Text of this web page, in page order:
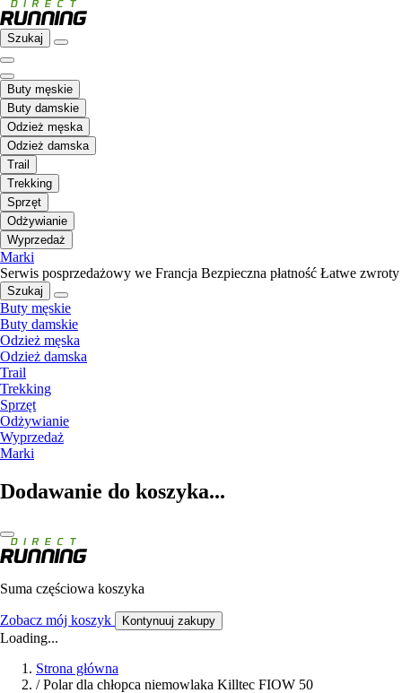
Szukaj
Buty męskie
Buty damskie
Odzież męska
Odzież damska
Trail
Trekking
Sprzęt
Odżywianie
Wyprzedaż
Marki
Serwis posprzedażowy we Francja Bezpieczna płatność Łatwe zwroty
Szukaj
Buty męskie
Buty damskie
Odzież męska
Odzież damska
Trail
Trekking
Sprzęt
Odżywianie
Wyprzedaż
Marki
Dodawanie do koszyka...
Suma częściowa koszyka
Zobacz mój koszyk Kontynuuj zakupy
Loading...
Strona główna
/ Polar dla chłopca niemowlaka Killtec FIOW 50